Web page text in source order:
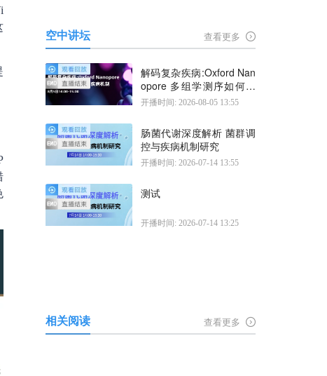
空中讲坛 查看更多
解码复杂疾病:Oxford Nan
opore 多组学测序如何揭
示疾病机制
开播时间: 2026-08-05 13:55
肠菌代谢深度解析 菌群调
控与疾病机制研究
开播时间: 2026-07-14 13:55
测试
开播时间: 2026-07-14 13:25
相关阅读 查看更多